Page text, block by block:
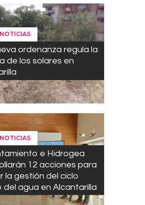
NOTICIAS
ordenanza regula la
de los solares en
NOTICIAS
e Hidrogea
12 acciones para
la gestión del ciclo
del agua en Alcantarilla